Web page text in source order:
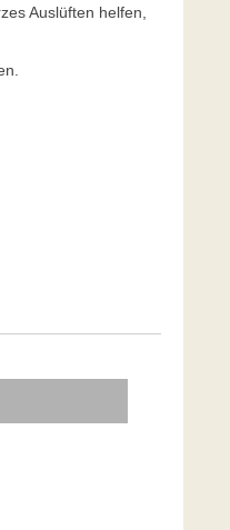
Auslüften helfen,